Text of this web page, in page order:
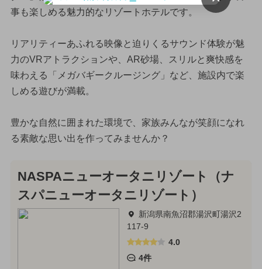
事も楽しめる魅力的なリゾートホテルです。
リアリティーあふれる映像と迫りくるサウンド体験が魅
力のVRアトラクションや、AR砂場、スリルと爽快感を
味わえる「メガバギークルージング」など、施設内で楽
しめる遊びが満載。
豊かな自然に囲まれた環境で、家族みんなが笑顔になれ
る素敵な思い出を作ってみませんか？
NASPAニューオータニリゾート（ナ
スパニューオータニリゾート）
新潟県南魚沼郡湯沢町湯沢2
117-9
4.0
4件